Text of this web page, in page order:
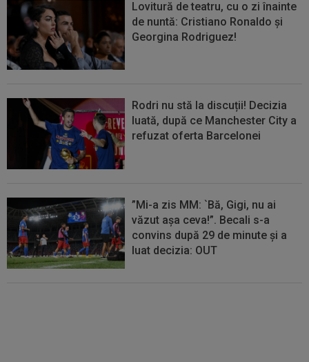
Lovitură de teatru, cu o zi înainte
de nuntă: Cristiano Ronaldo și
Georgina Rodriguez!
Rodri nu stă la discuții! Decizia
luată, după ce Manchester City a
refuzat oferta Barcelonei
”Mi-a zis MM: `Bă, Gigi, nu ai
văzut așa ceva!”. Becali s-a
convins după 29 de minute și a
luat decizia: OUT